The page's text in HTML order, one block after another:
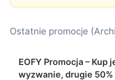
Ostatnie promocje
EOFY Promocja – Kup
wyzwanie, drugie